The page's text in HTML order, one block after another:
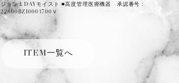
ジョン１DAYモイスト ■高度管理医療機器 承認番号：
22800BZI0003700Ｖ
ITEM一覧へ